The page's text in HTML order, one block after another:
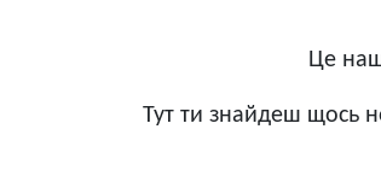
Це
Тут ти знайдеш щось